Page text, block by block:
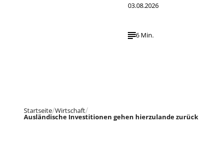
03.08.2026
6 Min.
Startseite Wirtschaft
Ausländische Investitionen gehen hierzulande zurück